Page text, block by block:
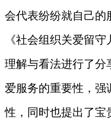
会代表纷纷就自己的
《社会组织关爱留
理解与看法进行了分
爱服务的重要性，
性，同时也提出了宝